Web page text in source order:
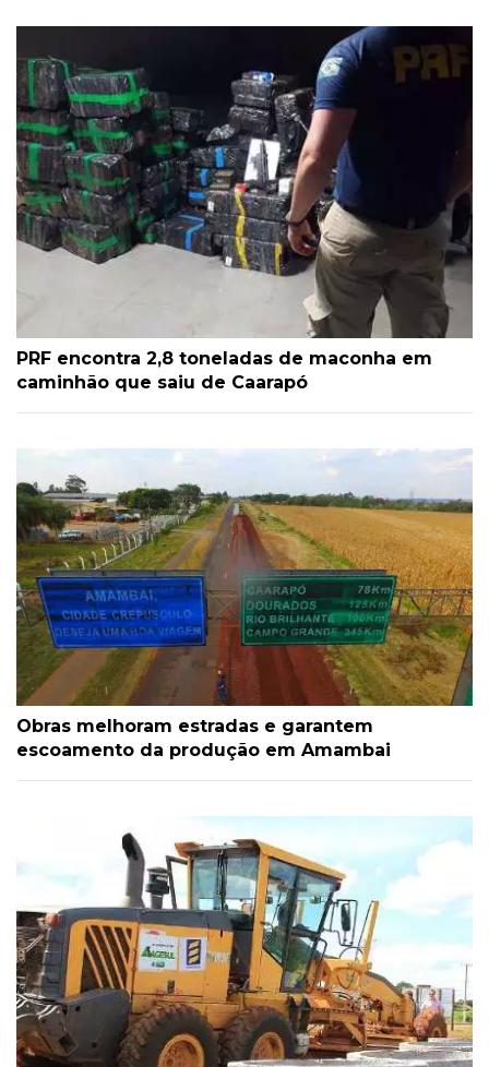
PRF encontra 2,8 toneladas de maconha em
caminhão que saiu de Caarapó
Obras melhoram estradas e garantem
escoamento da produção em Amambai